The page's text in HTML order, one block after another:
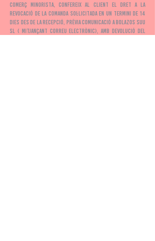
Comerç Minorista, confereix al client el dret a la
revocació de la comanda sol·licitada en un termini de 14
dies des de la recepció, prèvia comunicació a Bolazos Suu
SL ( mitjançant correu electrònic), amb devolució del